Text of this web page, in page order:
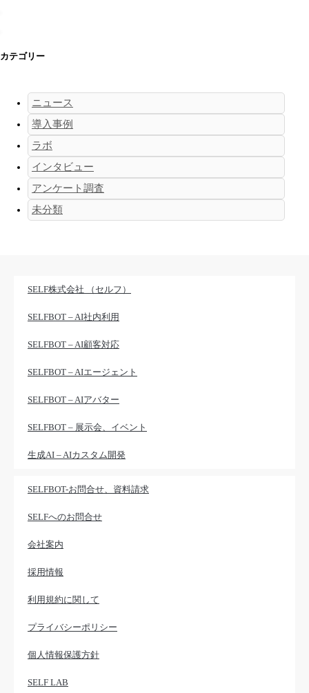
カテゴリー
ニュース
導入事例
ラボ
インタビュー
アンケート調査
未分類
SELF株式会社 （セルフ）
SELFBOT – AI社内利用
SELFBOT – AI顧客対応
SELFBOT – AIエージェント
SELFBOT – AIアバター
SELFBOT – 展示会、イベント
生成AI – AIカスタム開発
SELFBOT-お問合せ、資料請求
SELFへのお問合せ
会社案内
採用情報
利用規約に関して
プライバシーポリシー
個人情報保護方針
SELF LAB